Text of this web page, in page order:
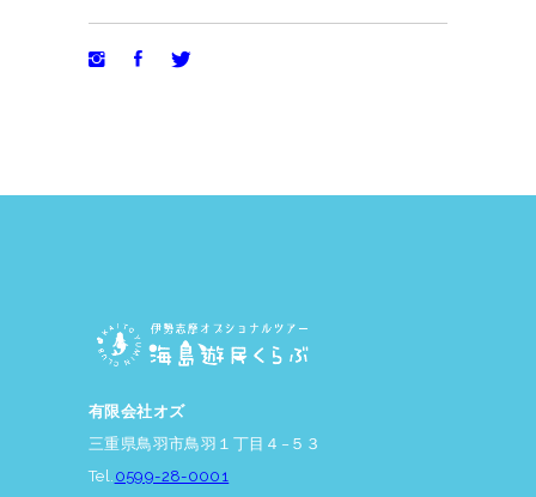
有限会社オズ
三重県鳥羽市鳥羽１丁目４−５３
Tel. 0599-28-0001